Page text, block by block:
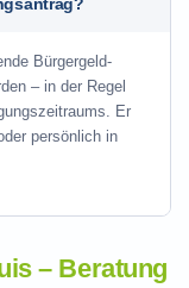
Bürgergeld-
– in der Regel
Er
persönlich in
– Beratung